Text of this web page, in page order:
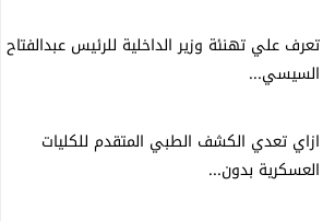
تعرف علي تهنئة وزير الداخلية للرئيس عبدالفتاح
السيسي...
ازاي تعدي الكشف الطبي المتقدم للكليات
العسكرية بدون...